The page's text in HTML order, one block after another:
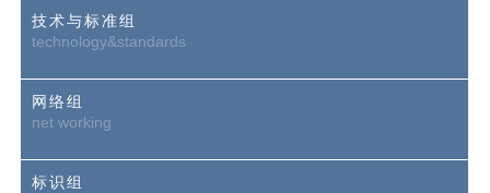
技术与标准组
technology&standards
网络组
net working
标识组